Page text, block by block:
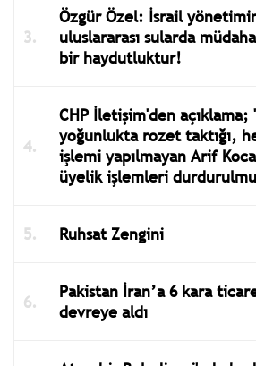
Özgür Özel: İsrail
uluslararası sularda
bir haydutluktur!
CHP İletişim'den açıklama;
yoğunlukta rozet taktığı,
işlemi yapılmayan Arif
üyelik işlemleri
Ruhsat Zengini
Pakistan İran’a 6 kara
devreye aldı